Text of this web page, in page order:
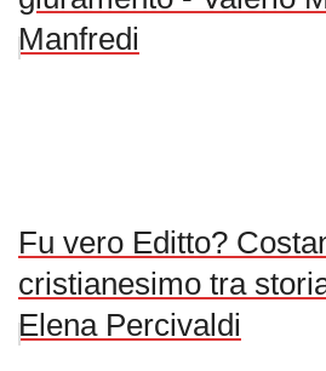
Manfredi
Fu vero Editto?
cristianesimo tra
Elena Percivaldi